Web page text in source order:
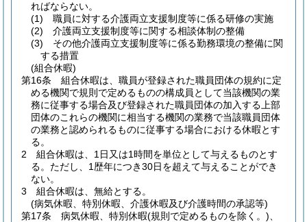
ればならない。
(1)
職員に対する介護両立支援制度等に係る研修の実施
(2)
介護両立支援制度等に関する相談体制の整備
(3)
その他介護両立支援制度等に係る勤務環境の整備に関
する措置
(組合休暇)
第16条
組合休暇は、職員が登録された職員団体の規約に定
める機関で規則で定めるものの構成員として当該機関の業
務に従事する場合及び登録された職員団体の加入する上部
団体のこれらの機関に相当する機関の業務で当該職員団体
の業務と認められるものに従事する場合における休暇とす
る。
2
組合休暇は、1日又は1時間を単位として与えるものとす
る。 ただし、1歴年につき30日を超えて与えることができ
ない。
3
組合休暇は、無給とする。
(病気休暇、特別休暇、介護休暇及び介護時間の承認等)
第17条
病気休暇、特別休暇(規則で定めるものを除く。)